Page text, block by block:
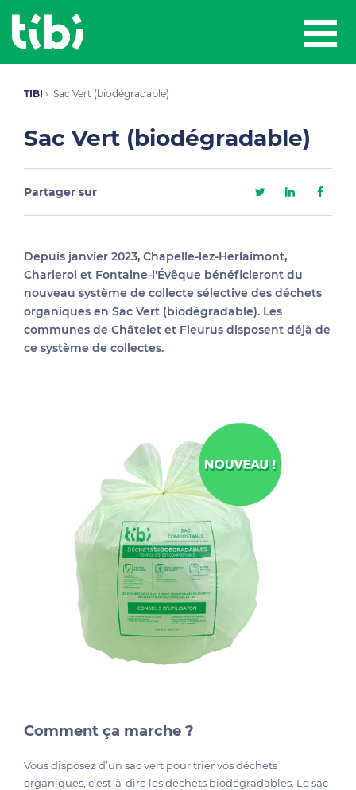
TIBI Sac Vert (biodégradable)
Sac Vert (biodégradable)
Partager sur
Depuis janvier 2023, Chapelle-lez-Herlaimont,
Charleroi et Fontaine-l'Évêque bénéficieront du
nouveau système de collecte sélective des déchets
organiques en Sac Vert (biodégradable). Les
communes de Châtelet et Fleurus disposent déjà de
ce système de collectes.
Comment ça marche ?
Vous disposez d’un sac vert pour trier vos déchets
organiques, c’est-à-dire les déchets biodégradables. Le sac